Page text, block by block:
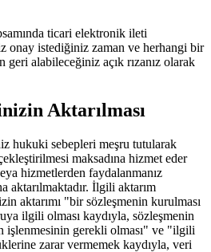
ticari elektronik ileti
onay istediğiniz zaman ve herhangi bir
geri alabileceğiniz açık rızanız olarak
Aktarılması
hukuki sebepleri meşru tutularak
maksadına hizmet eder
hizmetlerden faydalanmanız
aktarılmaktadır. İlgili aktarım
aktarımı "bir sözleşmenin kurulması
ilgili olması kaydıyla, sözleşmenin
işlenmesinin gerekli olması" ve "ilgili
zarar vermemek kaydıyla, veri